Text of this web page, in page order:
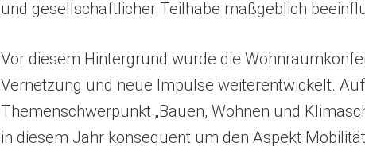
und gesellschaftlicher Teilhabe maßgeblich
Vor diesem Hintergrund wurde die
Vernetzung und neue Impulse weiterentwickelt.
Themenschwerpunkt „Bauen, Wohnen und
in diesem Jahr konsequent um den Aspekt